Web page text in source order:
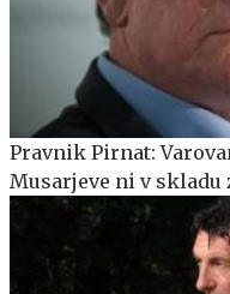
Pravnik Pirnat:
Musarjeve ni v skladu